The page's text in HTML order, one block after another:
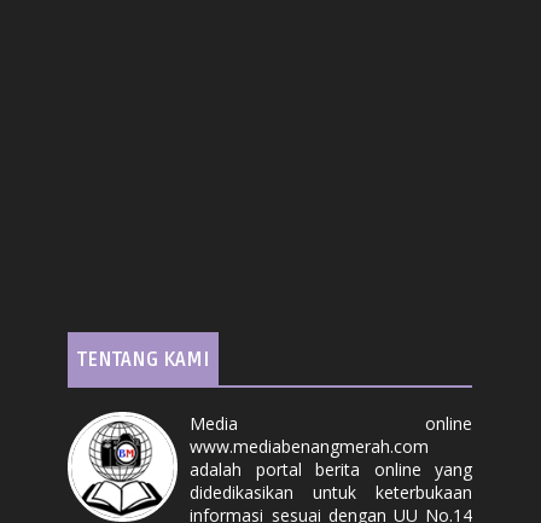
TENTANG KAMI
Media online
www.mediabenangmerah.com
adalah portal berita online yang
didedikasikan untuk keterbukaan
informasi sesuai dengan UU No.14